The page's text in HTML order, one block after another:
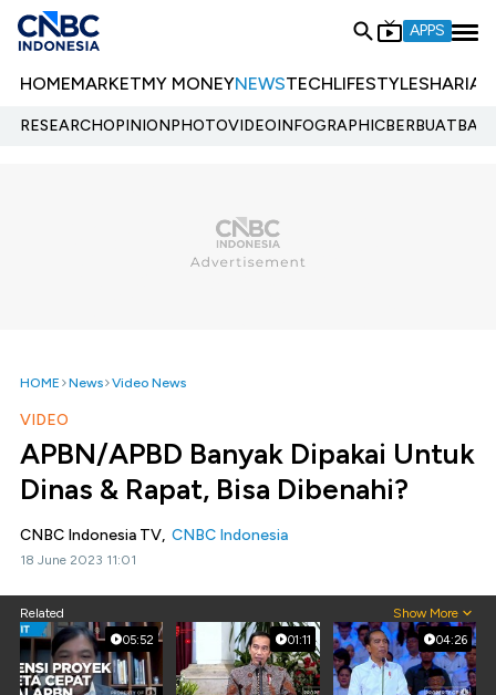
APPS
HOMEMARKETMY MONEYNEWSTECHLIFESTYLESHARIA
RESEARCHOPINIONPHOTOVIDEOINFOGRAPHIC
HOME News Video News
VIDEO
APBN/APBD Banyak Dipakai Untuk
Dinas & Rapat, Bisa Dibenahi?
CNBC Indonesia TV, CNBC Indonesia
18 June 2023 11:01
Related Show More
05:52 01:11 04:26